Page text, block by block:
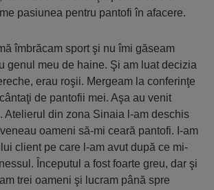
pasiunea pentru pantofi în afacere.
îmbrăcam sport şi nu îmi găseam
genul meu de haine. Şi am luat decizia
erau roşii. Mergeam la conferinţe
de pantofii mei. Aşa au venit
Atelierul din zona Sinaia l-am deschis
oameni să-mi ceară pantofi. I-am
client pe care l-am avut după ce mi-
Începutul a fost foarte greu, dar şi
trei oameni şi lucram până spre